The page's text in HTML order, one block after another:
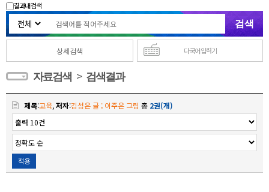
결과내 검색
상세검색 다국어 입력기
자료검색 > 검색결과
제목:교육,저자:김성은 글 ; 이주은 그림 총 2권(개)
적용